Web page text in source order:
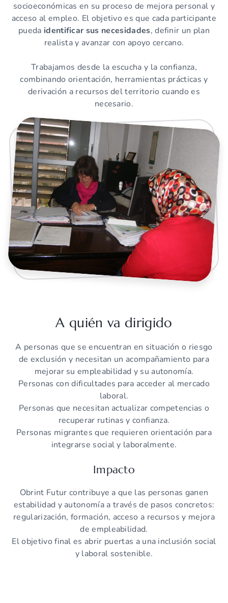
socioeconómicas en su proceso de mejora personal y
acceso al empleo. El objetivo es que cada participante
pueda identificar sus necesidades, definir un plan
realista y avanzar con apoyo cercano.
Trabajamos desde la escucha y la confianza,
combinando orientación, herramientas prácticas y
derivación a recursos del territorio cuando es
necesario.
A quién va dirigido
A personas que se encuentran en situación o riesgo
de exclusión y necesitan un acompañamiento para
mejorar su empleabilidad y su autonomía.
Personas con dificultades para acceder al mercado
laboral.
Personas que necesitan actualizar competencias o
recuperar rutinas y confianza.
Personas migrantes que requieren orientación para
integrarse social y laboralmente.
Impacto
Obrint Futur contribuye a que las personas ganen
estabilidad y autonomía a través de pasos concretos:
regularización, formación, acceso a recursos y mejora
de empleabilidad.
El objetivo final es abrir puertas a una inclusión social
y laboral sostenible.